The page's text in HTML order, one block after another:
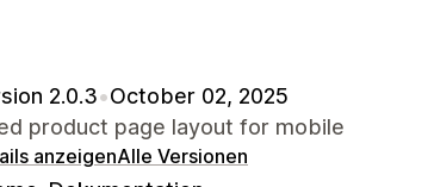
2.0.3•October 02, 2025
product page layout for mobile
anzeigenAlle Versionen